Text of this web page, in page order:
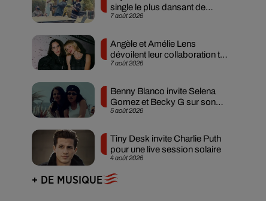
7 août 2026
single le plus dansant de
l’année
7 août 2026
Angèle et Amélie Lens
dévoilent leur collaboration tant
attendue
5 août 2026
Benny Blanco invite Selena
Gomez et Becky G sur son
nouveau single
4 août 2026
Tiny Desk invite Charlie Puth
pour une live session solaire
+ DE MUSIQUE